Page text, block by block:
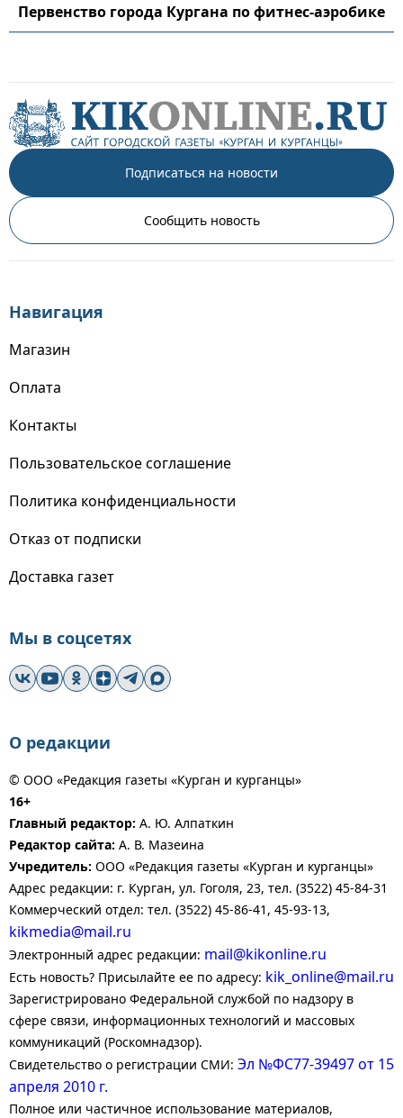
Первенство города Кургана по фитнес-аэробике
Подписаться на новости
Сообщить новость
Навигация
Магазин
Оплата
Контакты
Пользовательское соглашение
Политика конфиденциальности
Отказ от подписки
Доставка газет
Мы в соцсетях
О редакции
© ООО «Редакция газеты «Курган и курганцы»
16+
Главный редактор: А. Ю. Алпаткин
Редактор сайта: А. В. Мазеина
Учредитель: ООО «Редакция газеты «Курган и курганцы»
Адрес редакции: г. Курган, ул. Гоголя, 23, тел. (3522) 45-84-31
Коммерческий отдел: тел. (3522) 45-86-41, 45-93-13,
kikmedia@mail.ru
Электронный адрес редакции: mail@kikonline.ru
Есть новость? Присылайте ее по адресу: kik_online@mail.ru
Зарегистрировано Федеральной службой по надзору в
сфере связи, информационных технологий и массовых
коммуникаций (Роскомнадзор).
Свидетельство о регистрации СМИ: Эл №ФС77-39497 от 15
апреля 2010 г.
Полное или частичное использование материалов,